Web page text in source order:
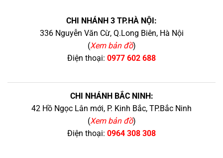
CHI NHÁNH 3 TP.HÀ NỘI:
336 Nguyễn Văn Cừ, Q.Long Biên, Hà Nội
(Xem bản đồ)
Điện thoại: 0977 602 688
CHI NHÁNH BẮC NINH:
42 Hồ Ngọc Lân mới, P. Kinh Bắc, TP.Bắc Ninh
(Xem bản đồ)
Điện thoại: 0964 308 308